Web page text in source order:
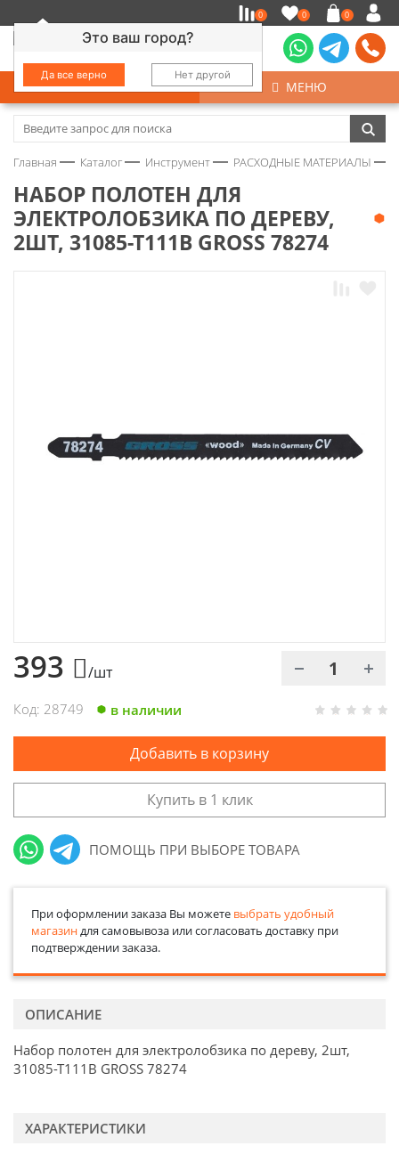
Это ваш город?
Да все верно Нет другой
0 0 0
КАТАЛОГ МЕНЮ
Замочно-скобяные изделия
Колеса
Хозтовары
Главная Каталог Инструмент РАСХОДНЫЕ МАТЕРИАЛЫ
НАБОР ПОЛОТЕН ДЛЯ
ЭЛЕКТРОЛОБЗИКА ПО ДЕРЕВУ,
2ШТ, 31085-Т111B GROSS 78274
393 /шт
Код: 28749 в наличии
Добавить в корзину
Купить в 1 клик
ПОМОЩЬ ПРИ ВЫБОРЕ ТОВАРА
При оформлении заказа Вы можете выбрать удобный
магазиндля самовывоза или согласовать доставку при
подтверждении заказа.
ОПИСАНИЕ
Набор полотен для электролобзика по дереву, 2шт,
31085-Т111B GROSS 78274
ХАРАКТЕРИСТИКИ